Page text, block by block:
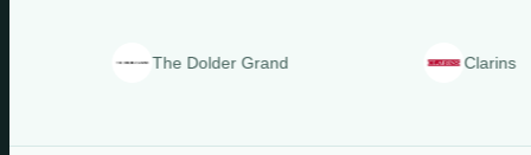
The Dolder Grand Clarins